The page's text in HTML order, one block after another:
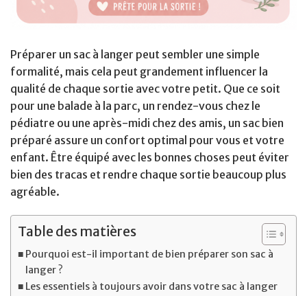
Préparer un sac à langer peut sembler une simple
formalité, mais cela peut grandement influencer la
qualité de chaque sortie avec votre petit. Que ce soit
pour une balade à la parc, un rendez-vous chez le
pédiatre ou une après-midi chez des amis, un sac bien
préparé assure un confort optimal pour vous et votre
enfant. Être équipé avec les bonnes choses peut éviter
bien des tracas et rendre chaque sortie beaucoup plus
agréable.
Table des matières
Pourquoi est-il important de bien préparer son sac à
langer ?
Les essentiels à toujours avoir dans votre sac à langer